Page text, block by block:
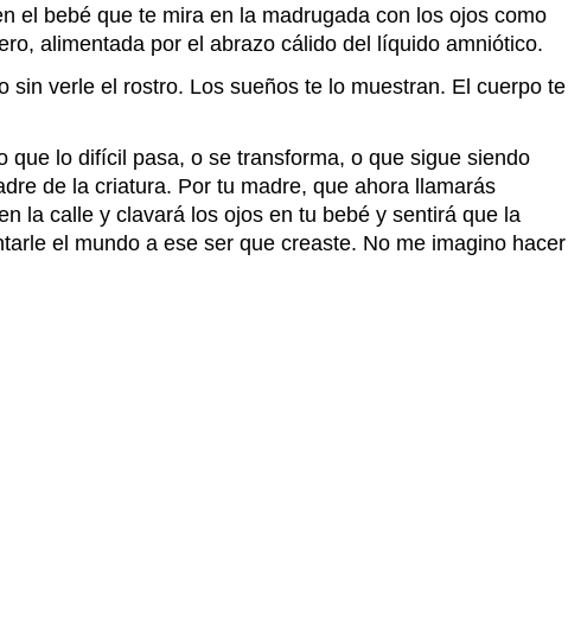
el bebé que te mira en la madrugada con los ojos como
alimentada por el abrazo cálido del líquido amniótico.
verle el rostro. Los sueños te lo muestran. El cuerpo te
lo difícil pasa, o se transforma, o que sigue siendo
de la criatura. Por tu madre, que ahora llamarás
la calle y clavará los ojos en tu bebé y sentirá que la
el mundo a ese ser que creaste. No me imagino hacer